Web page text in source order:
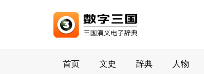
首页 文史 辞典 人物